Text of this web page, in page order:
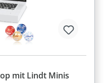
mit Lindt Minis